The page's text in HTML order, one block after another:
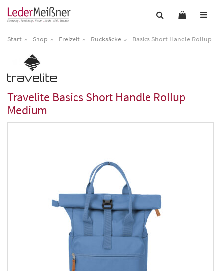
Start Shop Freizeit Rucksäcke Basics Short Handle Rollup
Travelite Basics Short Handle Rollup
Medium